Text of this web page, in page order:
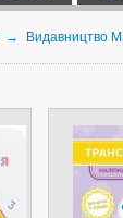
→ Видавництво